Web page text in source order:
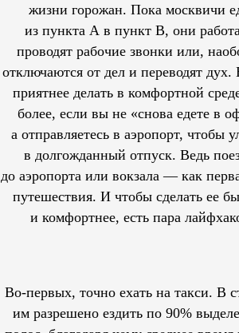
жизни горожан. Пока москвичи
из пункта А в пункт В, они
проводят рабочие звонки или,
отключаются от дел и переводят дух.
приятнее делать в комфортной
более, если вы не «снова едете в
а отправляетесь в аэропорт, чтобы
в долгожданный отпуск. Ведь
до аэропорта или вокзала — как
путешествия. И чтобы сделать ее
и комфортнее, есть пара
Во-первых, точно ехать на такси. В
им разрешеноездить по 90%